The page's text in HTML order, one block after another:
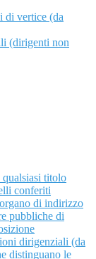
di vertice (da
(dirigenti non
titolo
conferiti
di indirizzo
pubbliche di
dirigenziali (da
distinguano le